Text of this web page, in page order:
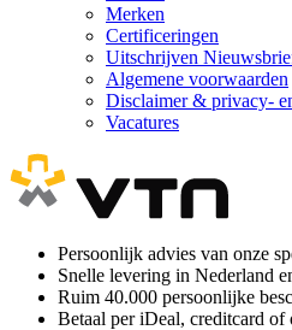
Merken
Certificeringen
Uitschrijven
Algemene voorwaarden
Disclaimer & privacy-
Vacatures
Persoonlijk advies van onze
Snelle levering in Nederland
Ruim 40.000 persoonlijke
Betaal per iDeal, creditcard of